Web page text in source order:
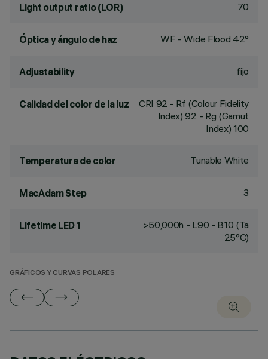
Light output ratio (LOR) 70
Óptica y ángulo de haz WF - Wide Flood 42°
Adjustability fijo
Calidad del color de la luz CRI 92 - Rf (Colour Fidelity
Index) 92 - Rg (Gamut
Index) 100
Temperatura de color Tunable White
MacAdam Step 3
Lifetime LED 1
>50,000h - L90 - B10 (Ta
25°C)
GRÁFICOS Y CURVAS POLARES